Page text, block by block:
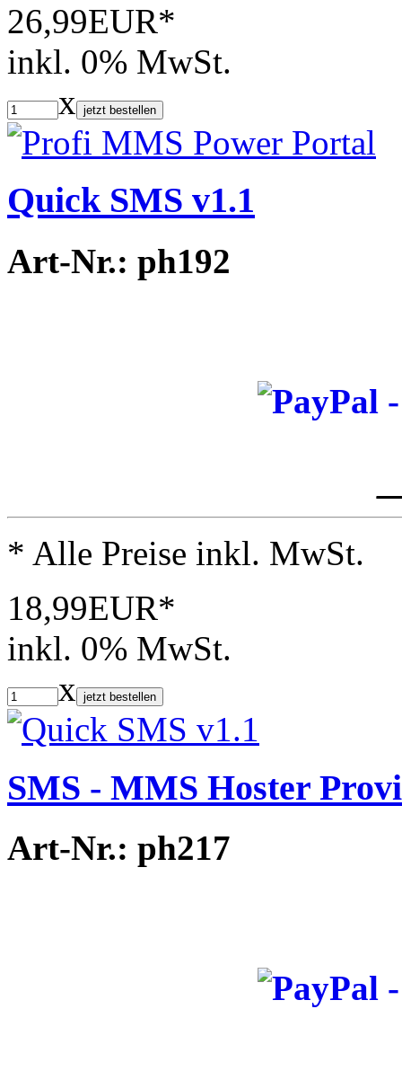
26,99EUR*
inkl. 0% MwSt.
x jetzt bestellen
Quick SMS v1.1
Art-Nr.: ph192
* Alle Preise inkl. MwSt.
18,99EUR*
inkl. 0% MwSt.
x jetzt bestellen
SMS - MMS Hoster
Art-Nr.: ph217